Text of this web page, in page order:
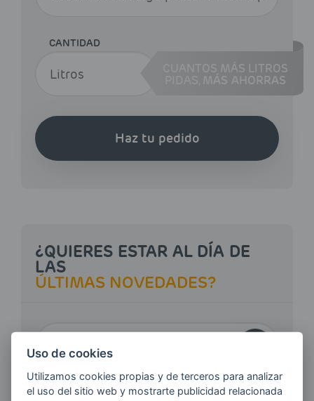
CANTIDAD
CUANTOS MÁS LITROS
MÁS AHORRAS
Haz tu pedido
¿QUIERES ESTAR AL DÍA DE
LAS
ÚLTIMAS NOVEDADES?
E-MAIL
Quiero recibir las últimas novedades de AVIA
Uso de cookies
Utilizamos cookies propias y de terceros para analizar
el uso del sitio web y mostrarte publicidad relacionada